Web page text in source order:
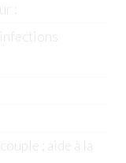
:
; aide à la